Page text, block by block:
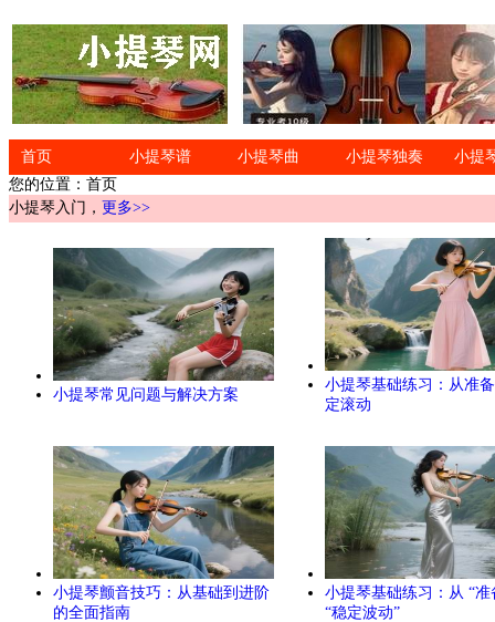
首页 小提琴谱 小提琴曲 小提琴独奏
小提
您的位置：首页
小提琴入门， 更多>>
小提琴常见问题与解决方案
小提琴基础练习：从准
定滚动
小提琴颤音技巧：从基础到进阶
的全面指南
小提琴基础练习：从 “准
“稳定波动”